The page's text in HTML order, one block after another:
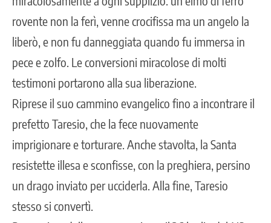
rovente non la ferì, venne crocifissa ma un angelo la
liberò, e non fu danneggiata quando fu immersa in
pece e zolfo. Le conversioni miracolose di molti
testimoni portarono alla sua liberazione.
Riprese il suo cammino evangelico fino a incontrare il
prefetto Taresio, che la fece nuovamente
imprigionare e torturare. Anche stavolta, la Santa
resistette illesa e sconfisse, con la preghiera, persino
un drago inviato per ucciderla. Alla fine, Taresio
stesso si convertì.